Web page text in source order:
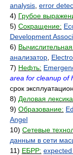
analysis error
4) Грубое
5) Сокращение:
Development
6) Вычислительная
анализатор
7) Нефть:
area for cleanup of
срок
8) Деловая
9) Образование:
Angel
10) Сетевые
данным в сети
11) ЕБРР: